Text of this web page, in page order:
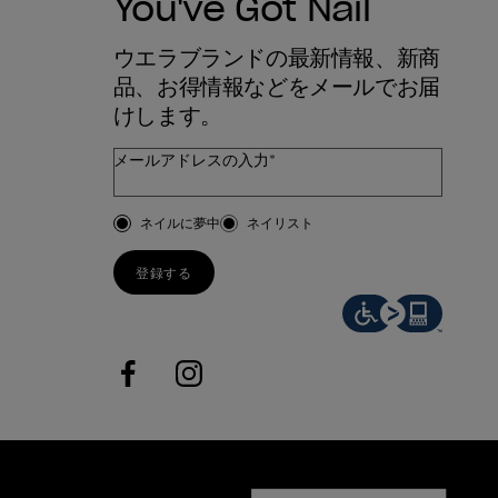
ウエラブランドの最新情報、新商
品、お得情報などをメールでお届
けします。
メールアドレスの入力*
お客様のタイプ
ネイルに夢中 ネイリスト
登録する